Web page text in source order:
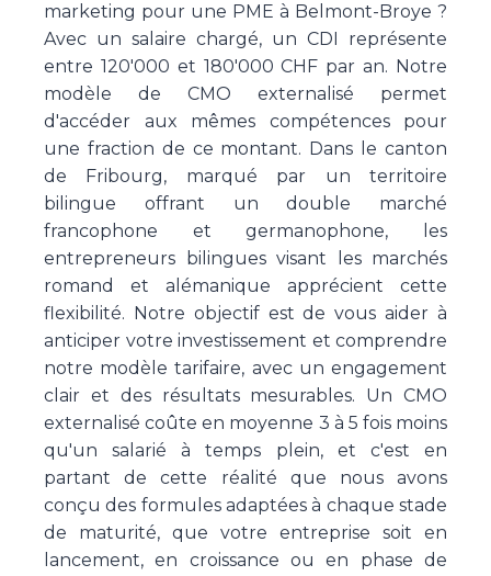
marketing pour une PME à Belmont-Broye ?
Avec un salaire chargé, un CDI représente
entre 120'000 et 180'000 CHF par an. Notre
modèle de CMO externalisé permet
d'accéder aux mêmes compétences pour
une fraction de ce montant. Dans le canton
de Fribourg, marqué par un territoire
bilingue offrant un double marché
francophone et germanophone, les
entrepreneurs bilingues visant les marchés
romand et alémanique apprécient cette
flexibilité. Notre objectif est de vous aider à
anticiper votre investissement et comprendre
notre modèle tarifaire, avec un engagement
clair et des résultats mesurables. Un CMO
externalisé coûte en moyenne 3 à 5 fois moins
qu'un salarié à temps plein, et c'est en
partant de cette réalité que nous avons
conçu des formules adaptées à chaque stade
de maturité, que votre entreprise soit en
lancement, en croissance ou en phase de